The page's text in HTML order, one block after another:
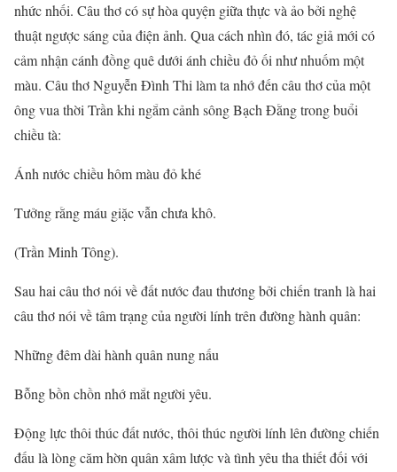
nhức nhối. Câu thơ có sự hòa quyện giữa thực và ảo bởi nghệ
thuật ngược sáng của điện ảnh. Qua cách nhìn đó, tác giả mới có
cảm nhận cánh đồng quê dưới ánh chiều đỏ ối như nhuốm một
màu. Câu thơ Nguyễn Đình Thi làm ta nhớ đến câu thơ của một
ông vua thời Trần khi ngắm cảnh sông Bạch Đằng trong buổi
chiều tà:
Ánh nước chiều hôm màu đỏ khé
Tưởng rằng máu giặc vẫn chưa khô.
(Trần Minh Tông).
Sau hai câu thơ nói về đất nước đau thương bởi chiến tranh là hai
câu thơ nói về tâm trạng của người lính trên đường hành quân:
Những đêm dài hành quân nung nấu
Bỗng bồn chồn nhớ mắt người yêu.
Động lực thôi thúc đất nước, thôi thúc người lính lên đường chiến
đấu là lòng căm hờn quân xâm lược và tình yêu tha thiết đối với